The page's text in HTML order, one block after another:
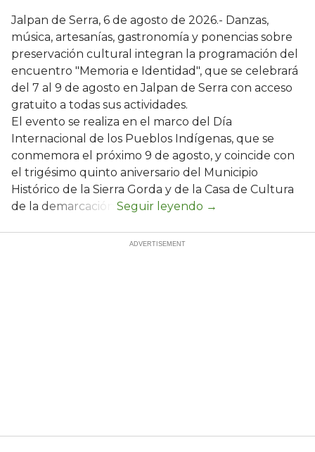
Jalpan de Serra, 6 de agosto de 2026.- Danzas,
música, artesanías, gastronomía y ponencias sobre
preservación cultural integran la programación del
encuentro "Memoria e Identidad", que se celebrará
del 7 al 9 de agosto en Jalpan de Serra con acceso
gratuito a todas sus actividades.
El evento se realiza en el marco del Día
Internacional de los Pueblos Indígenas, que se
conmemora el próximo 9 de agosto, y coincide con
el trigésimo quinto aniversario del Municipio
Histórico de la Sierra Gorda y de la Casa de Cultura
de la demarcación.